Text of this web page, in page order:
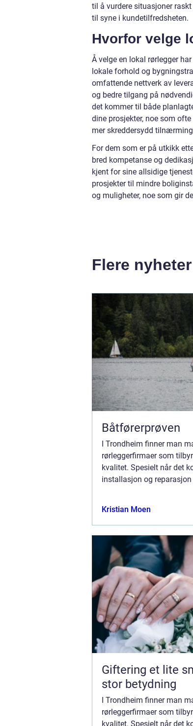
til å vurdere situasjoner
til syne i kundetilfredsheten.
Hvorfor velge
Å velge en lokal rørlegger
lokale forhold og
omfattende nettverk av
og bedre tilgang på
det kommer til både
dine prosjekter, noe som
mer skreddersydd
For dem som er på utkikk
bred kompetanse og
kjent for sine allsidige
prosjekter til mindre
og muligheter, noe som gir
Flere nyheter
Båtførerprøven
I Trondheim finner man
rørleggerfirmaer som
kvalitet. Spesielt når det
installasjon og
Kristian Moen
Giftering et lite smykke med
stor betydning
I Trondheim finner man
rørleggerfirmaer som
kvalitet. Spesielt når det